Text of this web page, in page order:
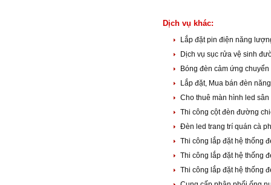
Dịch vụ khác:
Lắp đặt pin điện năng
Dịch vụ sục rửa vệ sinh
Bóng đèn cảm ứng
Lắp đặt, Mua bán đèn
Cho thuê màn hình led
Thi công cột đèn đường
Đèn led trang trí quán cà
Thi công lắp đặt hệ thống
Thi công lắp đặt hệ thống
Thi công lắp đặt hệ thống